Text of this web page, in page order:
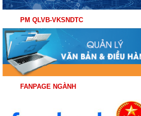
PM QLVB-VKSNDTC
FANPAGE NGÀNH